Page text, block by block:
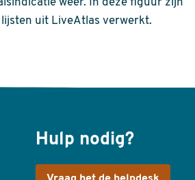
uit LiveAtlas verwerkt.
Hulp nodig?